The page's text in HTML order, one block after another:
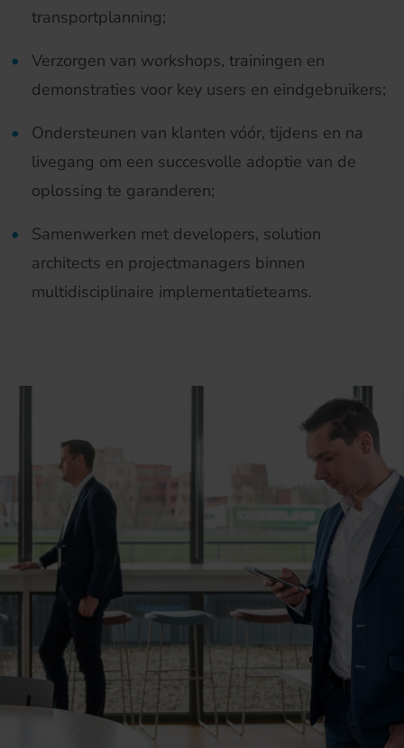
transportplanning;
Verzorgen van workshops, trainingen en
demonstraties voor key users en eindgebruikers;
Ondersteunen van klanten vóór, tijdens en na
livegang om een succesvolle adoptie van de
oplossing te garanderen;
Samenwerken met developers, solution
architects en projectmanagers binnen
multidisciplinaire implementatieteams.